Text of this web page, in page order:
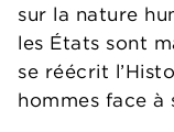
sur la nature
les États sont
se réécrit
hommes face à